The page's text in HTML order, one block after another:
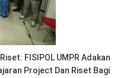
FISIPOL UMPR Adakan
Project Dan Riset Bagi